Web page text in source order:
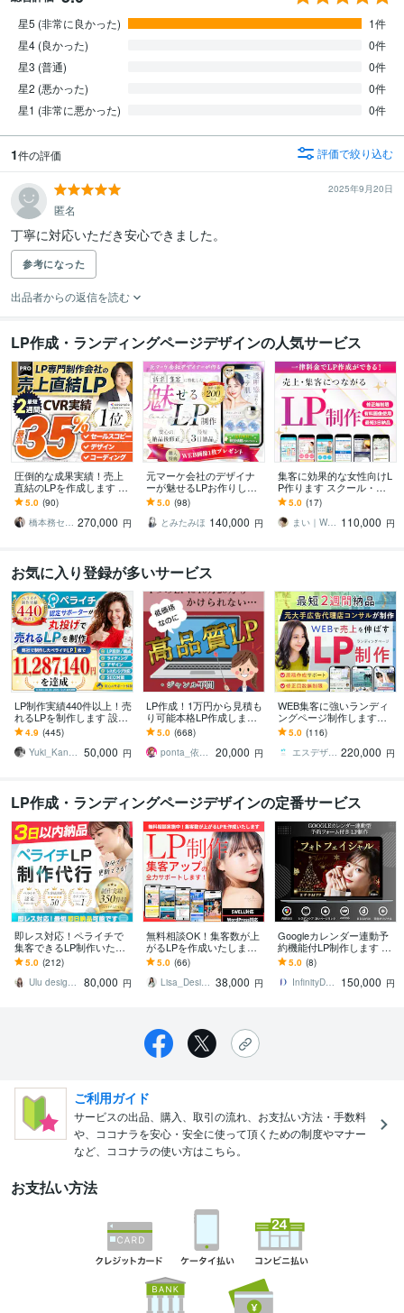
星5 (非常に良かった)
1件
星4 (良かった)
0件
星3 (普通)
0件
星2 (悪かった)
0件
星1 (非常に悪かった)
0件
1件の評価 評価で絞り込む
2025年9月20日
匿名
丁寧に対応いただき安心できました。
参考になった
出品者からの返信を読む
LP作成・ランディングページデザインの人気サービス
圧倒的な成果実績！売上
直結のLPを作成します Go
ogle・Meta広告で成果！
原稿ゼロから丸投げOK
5.0 (90)
橋本務セールスデザインオフィス合同会社 270,000 円
元マーケ会社のデザイナ
ーが魅せるLPお作りしま
す マーケティング視点で
反応を高めるLPを設計！
5.0 (98)
とみたみほ 140,000 円
集客に効果的な女性向けL
P作ります スクール・養
成講座系などのLPデザイ
ン実績多数！
5.0 (17)
まい｜WEBデザイナー・イラストレーター 110,000 円
お気に入り登録が多いサービス
LP制作実績440件以上！売
れるLPを制作します 設
計、構成からライティン
グ、デザインまで全て丸
投げ対応可能！
4.9 (445)
Yuki_Kanamaru 50,000 円
LP作成！1万円から見積も
り可能本格LP作成します
元広告代理店勤務、現ア
フィリエイターがLP作成
★サンプルあり
5.0 (668)
ponta_依頼多数のため返信遅れます
20,000 円
WEB集客に強いランディ
ングページ制作します
【公式PRO認定済】広告
成果を最大化するLPを制
作します
5.0 (116)
エスデザインマーケティング 220,000 円
LP作成・ランディングページデザインの定番サービス
即レス対応！ペライチで
集客できるLP制作いたし
ます 販売実績340件超｜
安心と信頼の実績で星評
価5獲得しています
5.0 (212)
Ulu design｜ウェブデザイナー
80,000 円
無料相談OK！集客数が上
がるLPを作成いたします
★問い合わせなどを増や
したいあなたへ★コスパ
の高い集客サイト
5.0 (66)
Lisa_Design_ 38,000 円
Googleカレンダー連動予
約機能付LP制作します 広
告初期設定付きtoC商材向
け事業者様必見予約機能
付きLP
5.0 (8)
InfinityDesign1127
150,000 円
ご利用ガイド
サービスの出品、購入、取引の流れ、お支払い方法・手数料
や、ココナラを安心・安全に使って頂くための制度やマナー
など、ココナラの使い方はこちら。
お支払い方法